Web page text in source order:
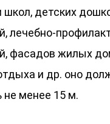
школ, детских
лечебно-
фасадов жилых
и др. оно
не менее 15 м.